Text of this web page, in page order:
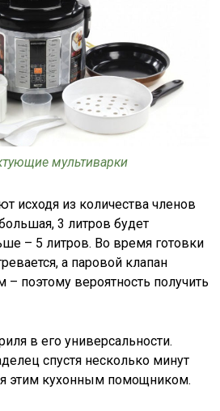
мультиварки
исходя из количества членов
3 литров будет
– 5 литров. Во время готовки
а паровой клапан
– поэтому вероятность получить
в его универсальности.
спустя несколько минут
этим кухонным помощником.